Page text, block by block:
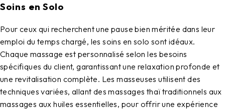
Soins en Solo
Pour ceux qui recherchent une pause bien méritée dans leur
emploi du temps chargé, les soins en solo sont idéaux.
Chaque massage est personnalisé selon les besoins
spécifiques du client, garantissant une relaxation profonde et
une revitalisation complète. Les masseuses utilisent des
techniques variées, allant des massages thaï traditionnels aux
massages aux huiles essentielles, pour offrir une expérience